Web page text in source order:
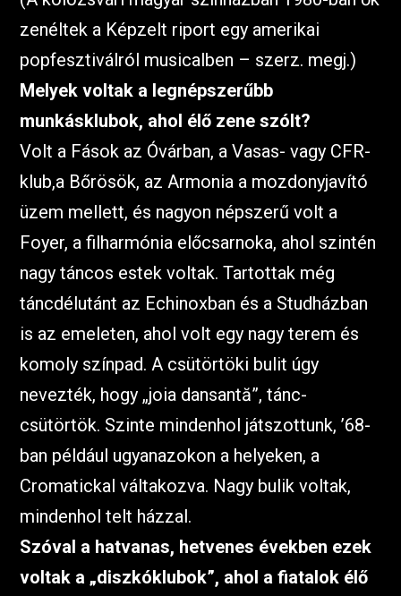
zenéltek a Képzelt riport egy amerikai
popfesztiválról musicalben – szerz. megj.)
Melyek voltak a legnépszerűbb
munkásklubok, ahol élő zene szólt?
Volt a Fások az Óvárban, a Vasas- vagy CFR-
klub,a Bőrösök, az Armonia a mozdonyjavító
üzem mellett, és nagyon népszerű volt a
Foyer, a filharmónia előcsarnoka, ahol szintén
nagy táncos estek voltak. Tartottak még
táncdélutánt az Echinoxban és a Studházban
is az emeleten, ahol volt egy nagy terem és
komoly színpad. A csütörtöki bulit úgy
nevezték, hogy „joia dansantă”, tánc-
csütörtök. Szinte mindenhol játszottunk, ’68-
ban például ugyanazokon a helyeken, a
Cromatickal váltakozva. Nagy bulik voltak,
mindenhol telt házzal.
Szóval a hatvanas, hetvenes években ezek
voltak a „diszkóklubok”, ahol a fiatalok élő